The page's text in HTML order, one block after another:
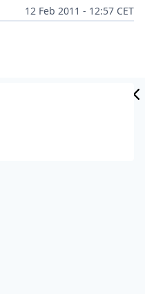
12 Feb 2011 - 12:57 CET
Julie Delpy en un tren